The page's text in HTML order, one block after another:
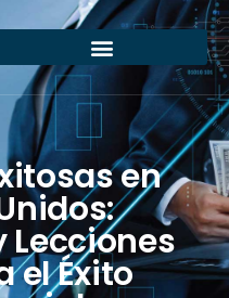
en
Lecciones
el Éxito